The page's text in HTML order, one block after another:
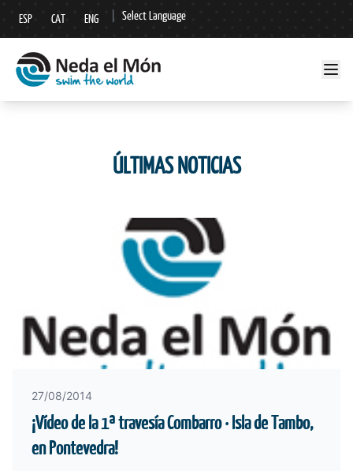
ESP CAT ENG Select Language
▼
ÚLTIMAS NOTICIAS
27/08/2014
¡Vídeo de la 1ª travesía Combarro · Isla de Tambo,
en Pontevedra!